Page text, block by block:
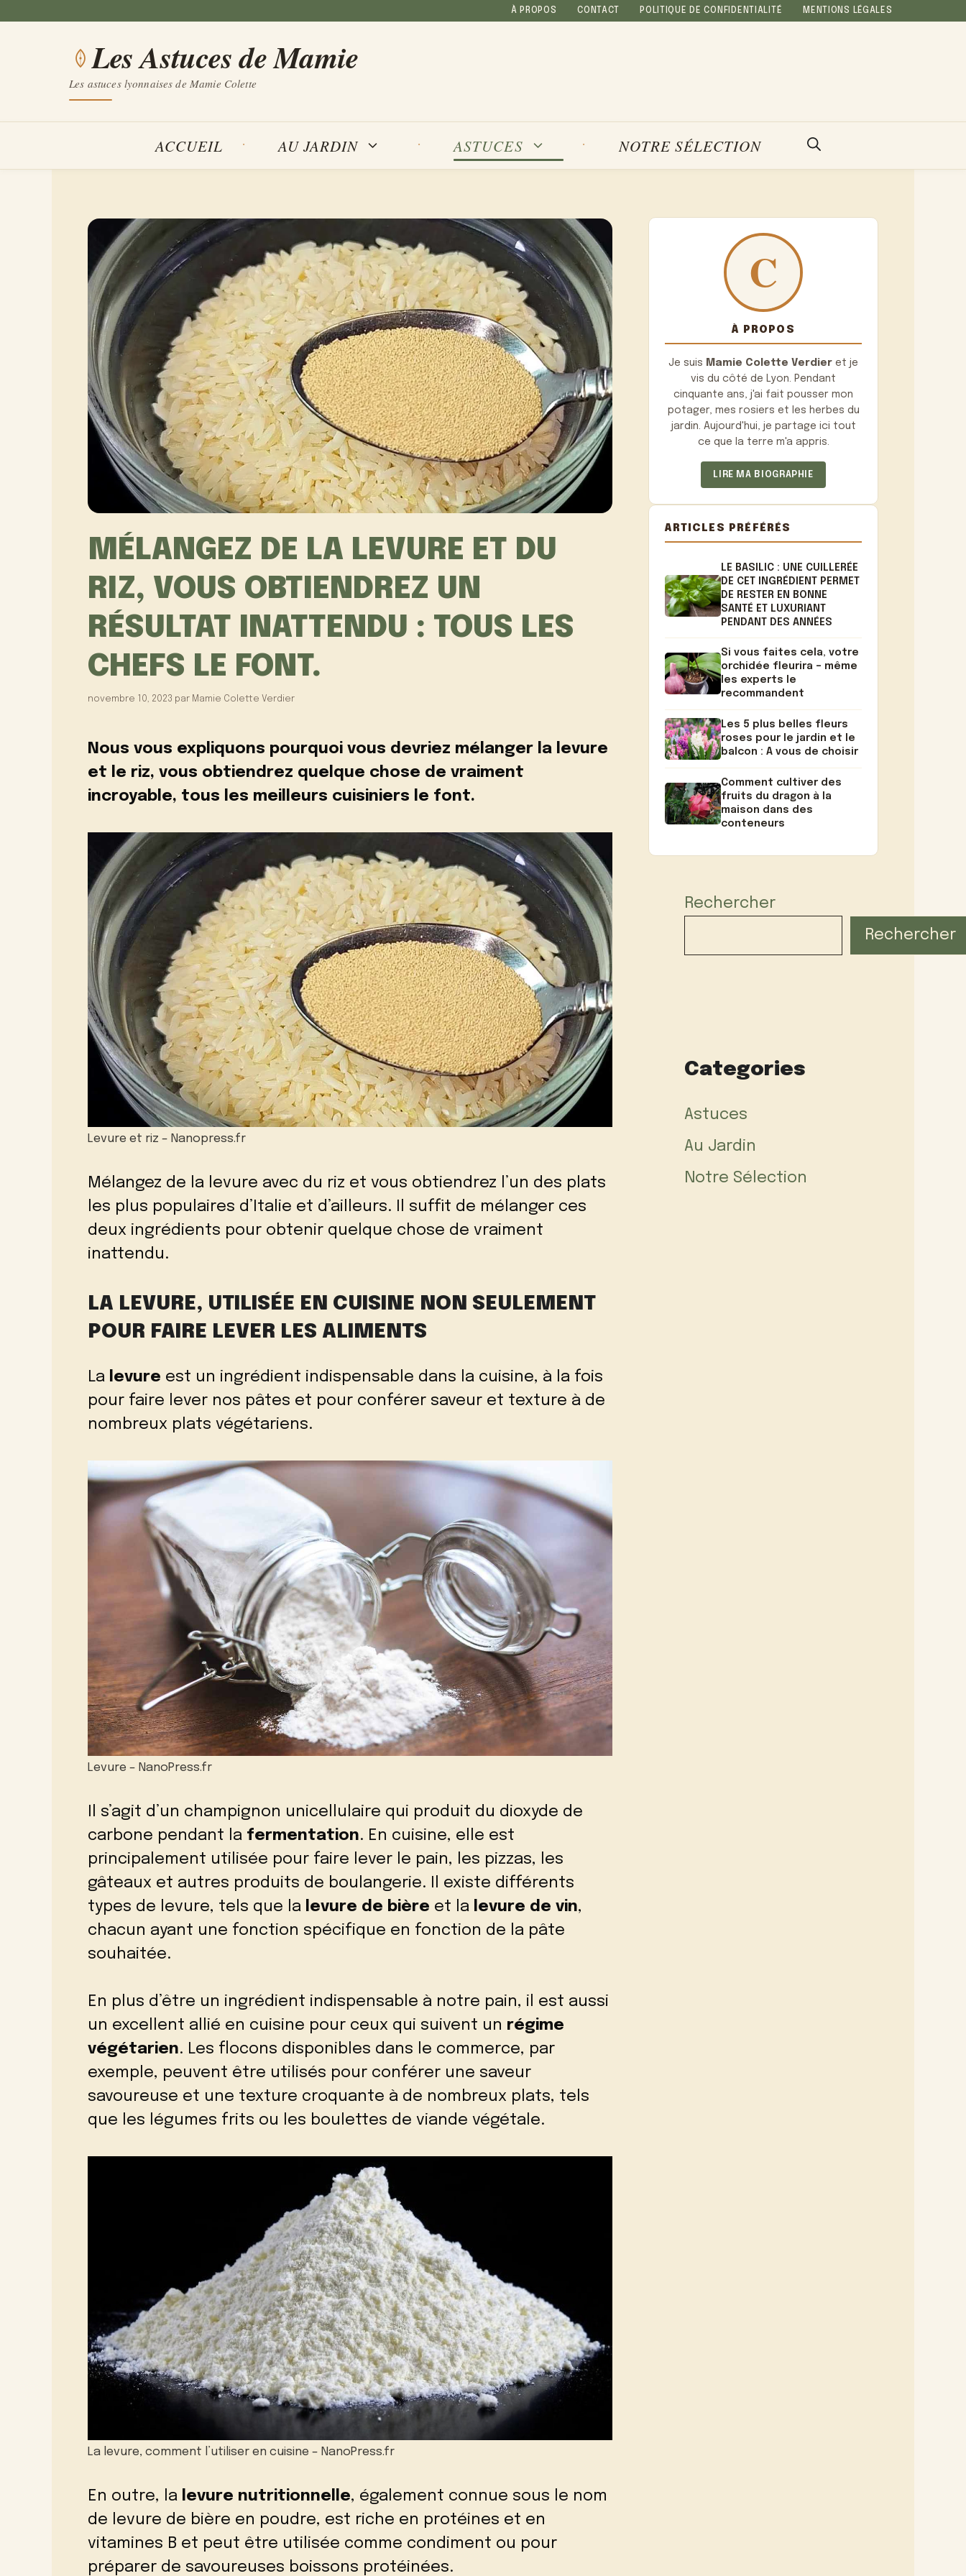
À PROPOS CONTACT POLITIQUE DE CONFIDENTIALITÉ MENTIONS LÉGALES
Les Astuces de Mamie
Les astuces lyonnaises de Mamie Colette
ACCUEIL AU JARDIN ASTUCES NOTRE SÉLECTION
MÉLANGEZ DE LA LEVURE ET DU
RIZ, VOUS OBTIENDREZ UN
RÉSULTAT INATTENDU : TOUS LES
CHEFS LE FONT.
novembre 10, 2023 par Mamie Colette Verdier
Nous vous expliquons pourquoi vous devriez mélanger la levure
et le riz, vous obtiendrez quelque chose de vraiment
incroyable, tous les meilleurs cuisiniers le font.
Levure et riz – Nanopress.fr
Mélangez de la levure avec du riz et vous obtiendrez l’un des plats
les plus populaires d’Italie et d’ailleurs. Il suffit de mélanger ces
deux ingrédients pour obtenir quelque chose de vraiment
inattendu.
LA LEVURE, UTILISÉE EN CUISINE NON SEULEMENT
POUR FAIRE LEVER LES ALIMENTS
La levure est un ingrédient indispensable dans la cuisine, à la fois
pour faire lever nos pâtes et pour conférer saveur et texture à de
nombreux plats végétariens.
Levure – NanoPress.fr
Il s’agit d’un champignon unicellulaire qui produit du dioxyde de
carbone pendant la fermentation. En cuisine, elle est
principalement utilisée pour faire lever le pain, les pizzas, les
gâteaux et autres produits de boulangerie. Il existe différents
types de levure, tels que la levure de bière et la levure de vin,
chacun ayant une fonction spécifique en fonction de la pâte
souhaitée.
En plus d’être un ingrédient indispensable à notre pain, il est aussi
un excellent allié en cuisine pour ceux qui suivent un régime
végétarien. Les flocons disponibles dans le commerce, par
exemple, peuvent être utilisés pour conférer une saveur
savoureuse et une texture croquante à de nombreux plats, tels
que les légumes frits ou les boulettes de viande végétale.
La levure, comment l’utiliser en cuisine – NanoPress.fr
En outre, la levure nutritionnelle, également connue sous le nom
de levure de bière en poudre, est riche en protéines et en
vitamines B et peut être utilisée comme condiment ou pour
préparer de savoureuses boissons protéinées.
À PROPOS
Je suis Mamie Colette Verdier et je
vis du côté de Lyon. Pendant
cinquante ans, j'ai fait pousser mon
potager, mes rosiers et les herbes du
jardin. Aujourd'hui, je partage ici tout
ce que la terre m'a appris.
LIRE MA BIOGRAPHIE
ARTICLES PRÉFÉRÉS
LE BASILIC : UNE CUILLERÉE
DE CET INGRÉDIENT PERMET
DE RESTER EN BONNE
SANTÉ ET LUXURIANT
PENDANT DES ANNÉES
Si vous faites cela, votre
orchidée fleurira – même
les experts le
recommandent
Les 5 plus belles fleurs
roses pour le jardin et le
balcon : A vous de choisir
Comment cultiver des
fruits du dragon à la
maison dans des
conteneurs
Rechercher
Rechercher
Categories
Astuces
Au Jardin
Notre Sélection